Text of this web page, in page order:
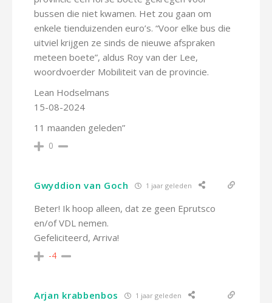
bussen die niet kwamen. Het zou gaan om
enkele tienduizenden euro’s. “Voor elke bus die
uitviel krijgen ze sinds de nieuwe afspraken
meteen boete”, aldus Roy van der Lee,
woordvoerder Mobiliteit van de provincie.
Lean Hodselmans
15-08-2024
11 maanden geleden”
0
Gwyddion van Goch 1 jaar geleden
Beter! Ik hoop alleen, dat ze geen Eprutsco
en/of VDL nemen.
Gefeliciteerd, Arriva!
-4
Arjan krabbenbos 1 jaar geleden